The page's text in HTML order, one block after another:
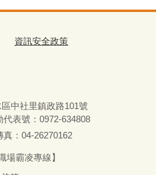
資訊安全政策
區中社里鎮政路101號
表號：0972-634808
真：04-26270162
場霸凌專線】